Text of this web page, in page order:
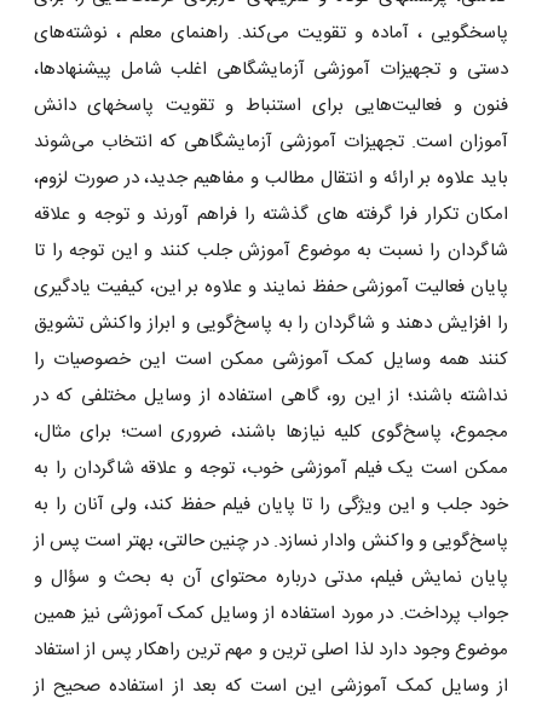
پاسخگویی ، آماده و تقویت می‌کند. راهنمای معلم ، نوشته‌های
دستی و تجهیزات آموزشی آزمایشگاهی اغلب شامل پیشنهادها،
فنون و فعالیت‌هایی برای استنباط و تقویت پاسخهای دانش
آموزان است. تجهیزات آموزشی آزمایشگاهی که انتخاب مى‌شوند
باید علاوه بر ارائه و انتقال مطالب و مفاهیم جدید، در صورت لزوم،
امکان تکرار فرا گرفته‌ هاى گذشته را فراهم آورند و توجه و علاقه
شاگردان را نسبت به موضوع آموزش جلب کنند و این توجه را تا
پایان فعالیت آموزشى حفظ نمایند و علاوه بر این، کیفیت یادگیرى
را افزایش دهند و شاگردان را به پاسخ‌گویى و ابراز واکنش تشویق
کنند همه وسایل کمک آموزشی ممکن است این خصوصیات را
نداشته باشند؛ از این رو، گاهى استفاده از وسایل مختلفى که در
مجموع، پاسخ‌گوى کلیه نیازها باشند، ضرورى است؛ براى مثال،
ممکن است یک فیلم آموزشى خوب، توجه و علاقه شاگردان را به
خود جلب و این ویژگى را تا پایان فیلم حفظ کند، ولى آنان را به
پاسخ‌گویى و واکنش وادار نسازد. در چنین حالتی، بهتر است پس از
پایان نمایش فیلم، مدتى درباره محتواى آن به بحث و سؤال و
جواب پرداخت. در مورد استفاده از وسایل کمک آموزشی نیز همین
موضوع وجود دارد لذا اصلی ترین و مهم ترین راهکار پس از استفاد
از وسایل کمک آموزشی این است که بعد از استفاده صحیح از